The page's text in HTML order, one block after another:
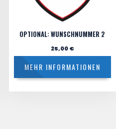
OPTIONAL: WUNSCHNUMMER 2
25,00€
MEHR INFORMATIONEN